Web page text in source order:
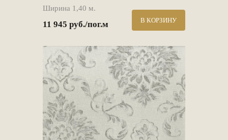
Ширина 1,40 м.
11 945 руб./пог.м В КОРЗИНУ